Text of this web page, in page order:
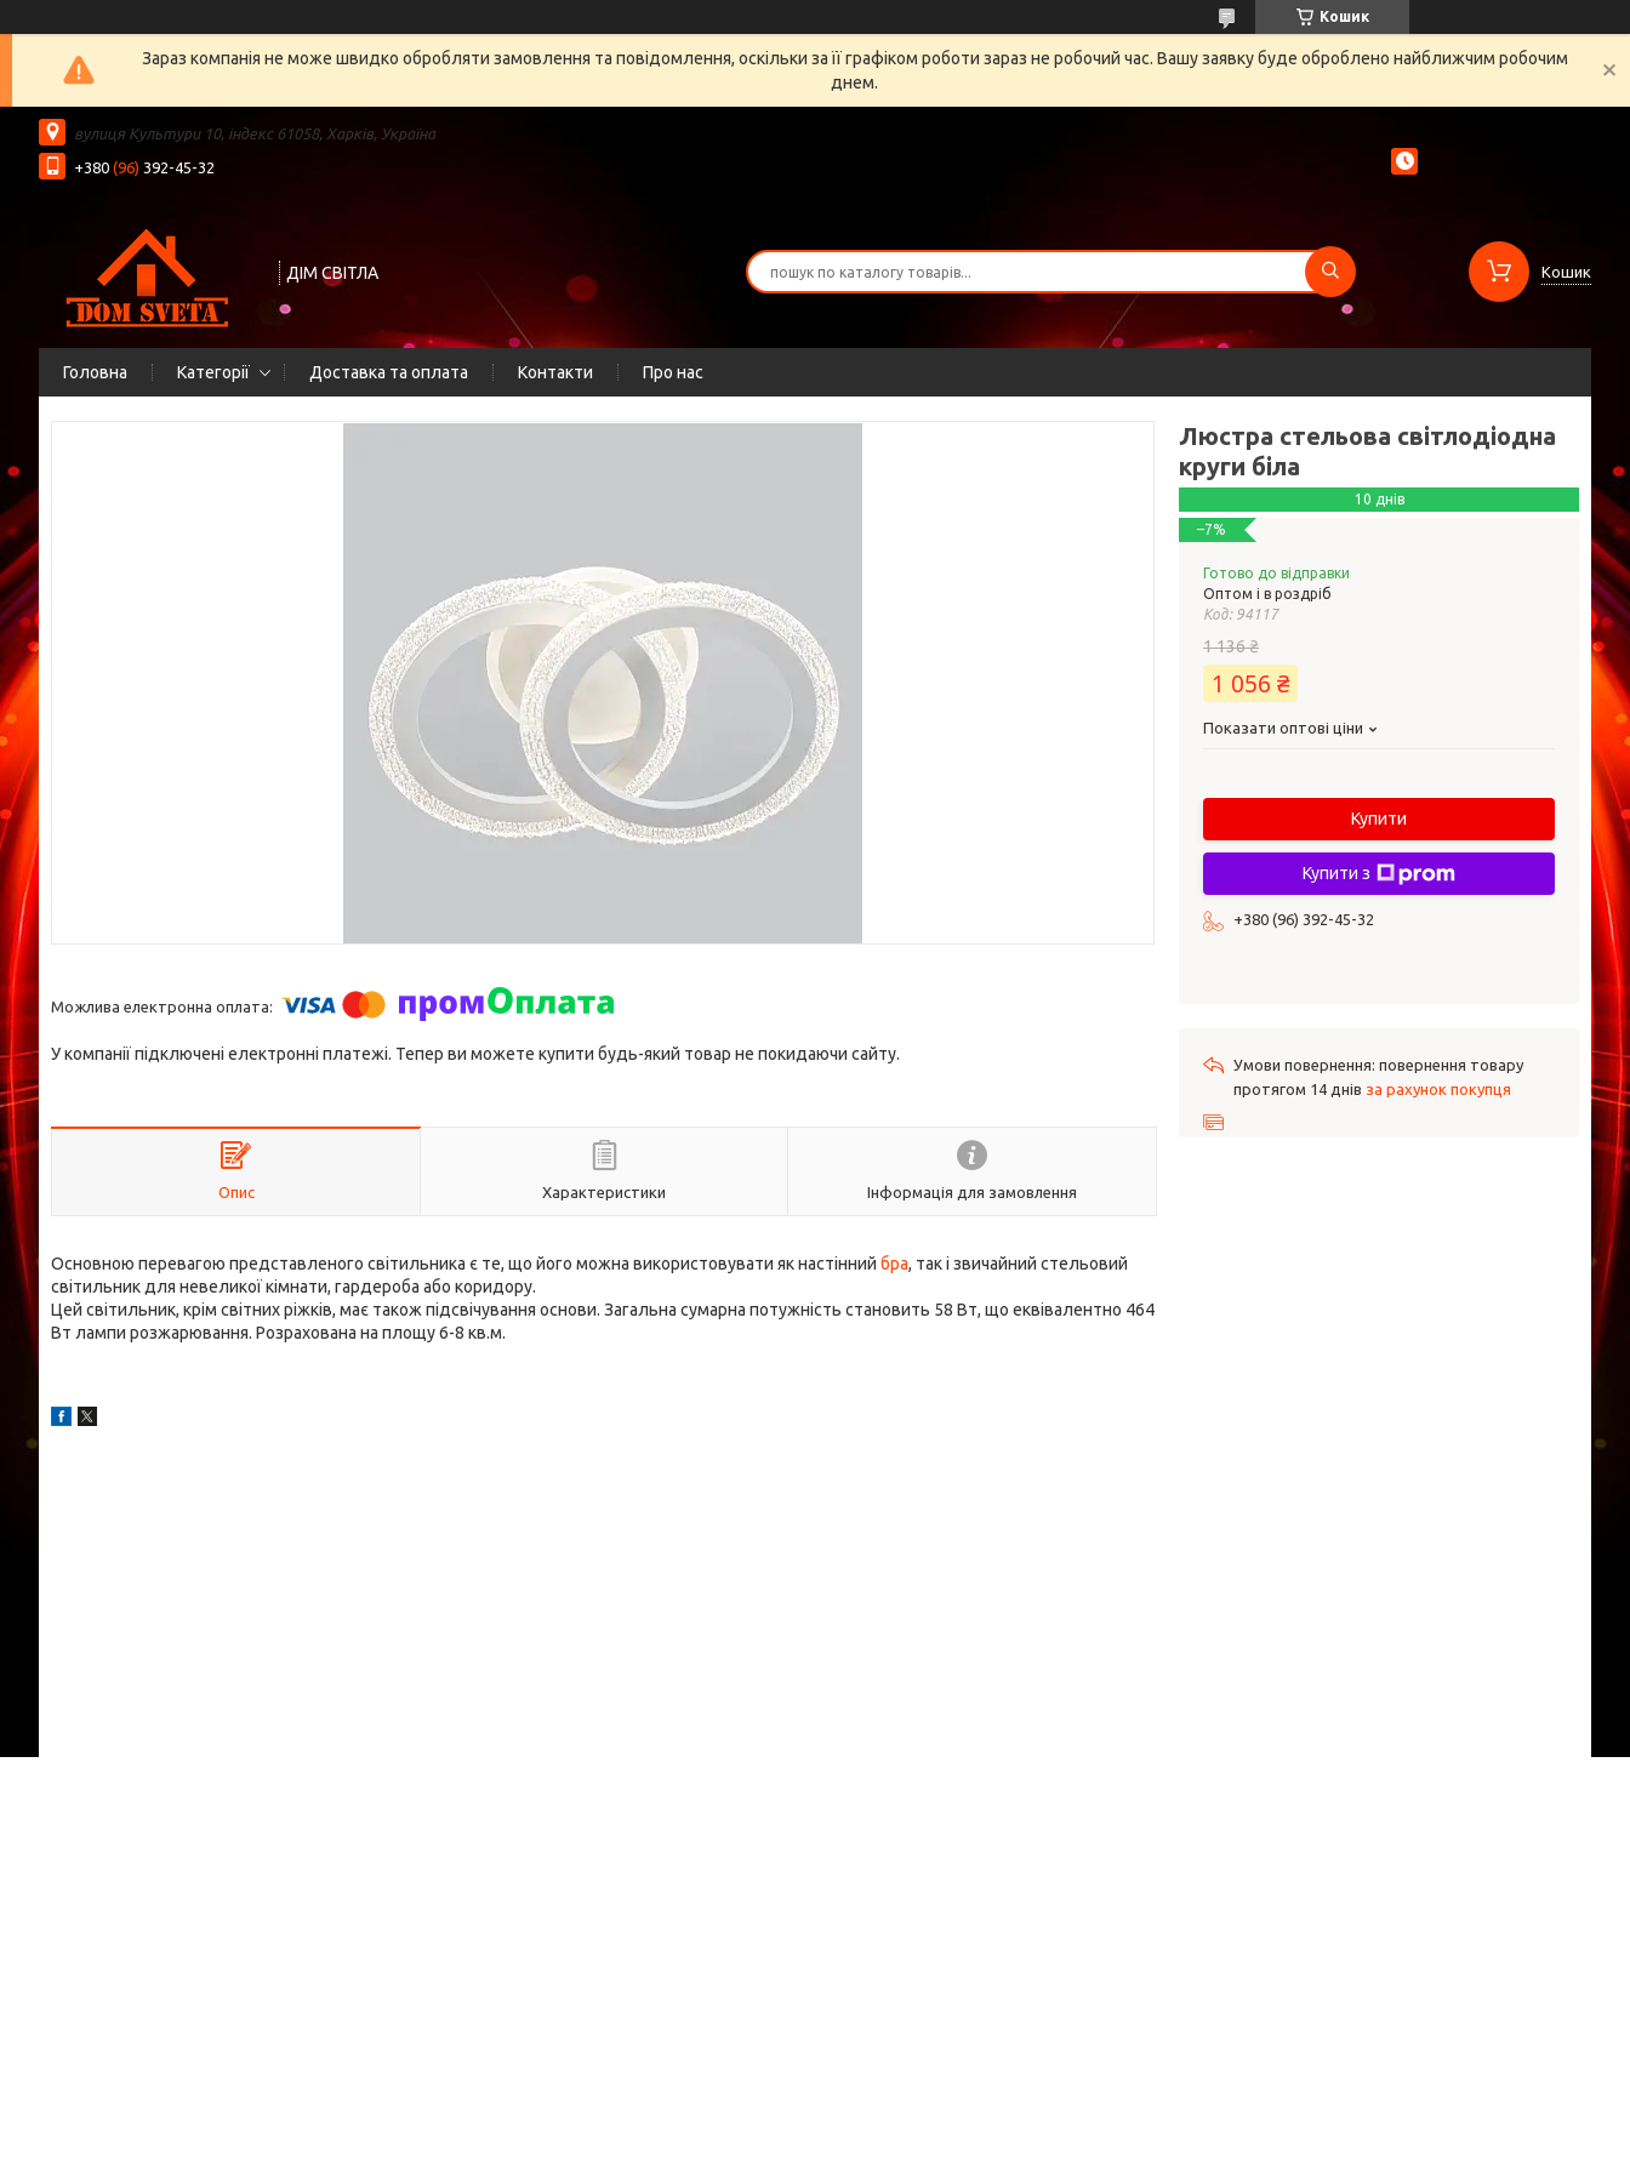
Кошик
Зараз компанія не може швидко обробляти замовлення та повідомлення, оскільки за її графіком роботи зараз не робочий час. Вашу заявку буде оброблено найближчим робочим
днем.
вулиця Культури 10, індекс 61058, Харків, Україна
+380 (96) 392-45-32
ДІМ СВІТЛА Кошик
Головна Категорії Доставка та оплата Контакти Про нас
У компанії підключені електронні платежі. Тепер ви можете купити будь-який товар не покидаючи сайту.
Опис Характеристики Інформація для замовлення
Основною перевагою представленого світильника є те, що його можна використовувати як настінний бра, так і звичайний стельовий
світильник для невеликої кімнати, гардероба або коридору.
Цей світильник, крім світних ріжків, має також підсвічування основи. Загальна сумарна потужність становить 58 Вт, що еквівалентно 464
Вт лампи розжарювання. Розрахована на площу 6-8 кв.м.
Люстра стельова світлодіодна
круги біла
10 днів
–7%
Готово до відправки
Оптом і в роздріб
Код: 94117
1 136 ₴
1 056 ₴
Показати оптові ціни
Купити
Купити з
+380 (96) 392-45-32
повернення товару
протягом 14 днів за рахунок покупця